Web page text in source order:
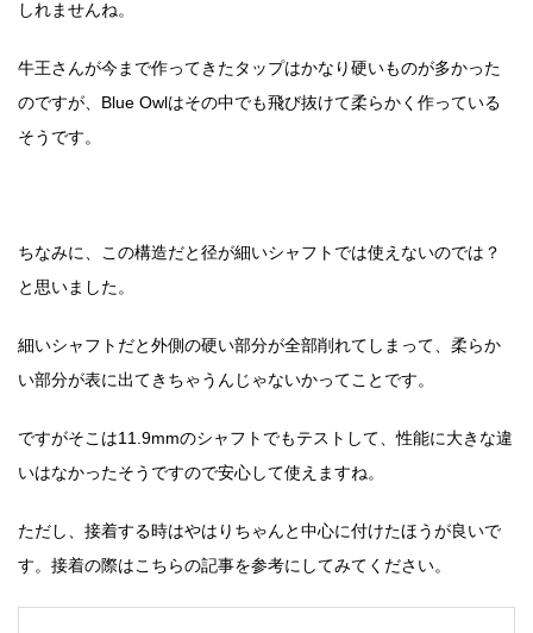
しれませんね。
牛王さんが今まで作ってきたタップはかなり硬いものが多かった
のですが、Blue Owlはその中でも飛び抜けて柔らかく作っている
そうです。
ちなみに、この構造だと径が細いシャフトでは使えないのでは？
と思いました。
細いシャフトだと外側の硬い部分が全部削れてしまって、柔らか
い部分が表に出てきちゃうんじゃないかってことです。
ですがそこは11.9mmのシャフトでもテストして、性能に大きな違
いはなかったそうですので安心して使えますね。
ただし、接着する時はやはりちゃんと中心に付けたほうが良いで
す。接着の際はこちらの記事を参考にしてみてください。